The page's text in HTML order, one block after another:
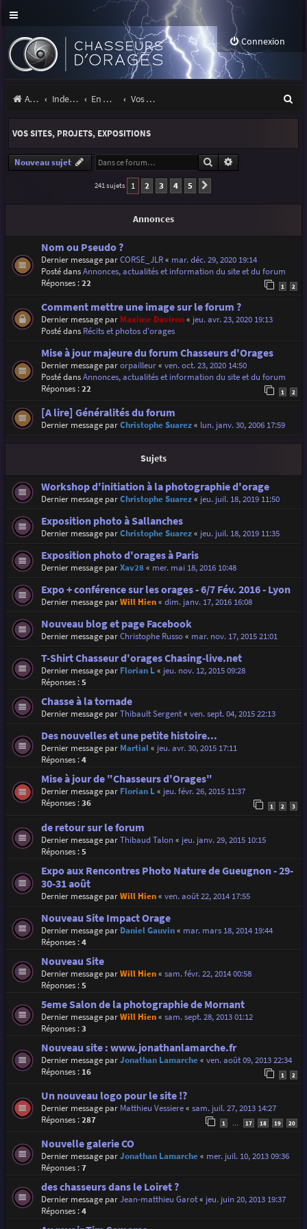
Connexion
Accueil Index du forum En marge des orages Vos sites, projets, expositions
e
r
VOS SITES, PROJETS, EXPOSITIONS
Nouveau sujet Rechercher
241 sujets 1 2 3 4 5
Annonces
Nom ou Pseudo ?
Dernier message parCORSE_JLR« mar. déc. 29, 2020 19:14
Posté dansAnnonces, actualités et information du site et du forum
Réponses :22 1 2
Comment mettre une image sur le forum ?
Dernier message par Maxime Daviron« jeu. avr. 23, 2020 19:13
Posté dans Récits et photos d'orages
Mise à jour majeure du forum Chasseurs d'Orages
Dernier message parorpailleur« ven. oct. 23, 2020 14:50
Posté dansAnnonces, actualités et information du site et du forum
Réponses :22 1 2
[A lire] Généralités du forum
Dernier message parChristophe Suarez« lun. janv. 30, 2006 17:59
Sujets
Workshop d'initiation à la photographie d'orage
Dernier message parChristophe Suarez« jeu. juil. 18, 2019 11:50
Exposition photo à Sallanches
Dernier message parChristophe Suarez« jeu. juil. 18, 2019 11:35
Exposition photo d'orages à Paris
Dernier message parXav28« mer. mai 18, 2016 10:48
Expo + conférence sur les orages - 6/7 Fév. 2016 - Lyon
Dernier message parWill Hien« dim. janv. 17, 2016 16:08
Nouveau blog et page Facebook
Dernier message parChristophe Russo« mar. nov. 17, 2015 21:01
T-Shirt Chasseur d'orages Chasing-live.net
Dernier message par Florian L« jeu. nov. 12, 2015 09:28
Réponses :5
Chasse à la tornade
Dernier message parThibault Sergent« ven. sept. 04, 2015 22:13
Des nouvelles et une petite histoire...
Dernier message par Martial« jeu. avr. 30, 2015 17:11
Réponses :4
Mise à jour de "Chasseurs d'Orages"
Dernier message par Florian L« jeu. févr. 26, 2015 11:37
Réponses :36 1 2 3
de retour sur le forum
Dernier message parThibaud Talon« jeu. janv. 29, 2015 10:15
Réponses :5
Expo aux Rencontres Photo Nature de Gueugnon - 29-
30-31 août
Dernier message parWill Hien« ven. août 22, 2014 17:55
Nouveau Site Impact Orage
Dernier message par Daniel Gauvin« mar. mars 18, 2014 19:44
Réponses :4
Nouveau Site
Dernier message parWill Hien« sam. févr. 22, 2014 00:58
Réponses :5
5eme Salon de la photographie de Mornant
Dernier message parWill Hien« sam. sept. 28, 2013 01:12
Réponses :3
Nouveau site : www.jonathanlamarche.fr
Dernier message parJonathan Lamarche« ven. août 09, 2013 22:34
Réponses : 16 1 2
Un nouveau logo pour le site !?
Dernier message par Matthieu Vessiere« sam. juil. 27, 2013 14:27
Réponses :287 1 17 18 19 20
Nouvelle galerie CO
Dernier message parJonathan Lamarche« mer. juil. 10, 2013 09:36
Réponses :7
des chasseurs dans le Loiret ?
Dernier message parJean-matthieu Garot« jeu. juin 20, 2013 19:37
Réponses :4